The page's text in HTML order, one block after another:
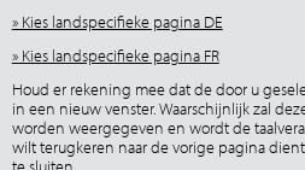
» Kies landspecifieke pagina DE
» Kies landspecifieke pagina FR
Houd er rekening mee dat de door u
in een nieuw venster. Waarschijnlijk zal
worden weergegeven en wordt de
wilt terugkeren naar de vorige pagina